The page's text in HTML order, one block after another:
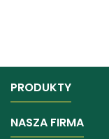
PRODUKTY
NASZA FIRMA